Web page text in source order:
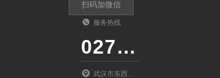
扫码加微信
服务热线
027-86536268
武汉市东西湖